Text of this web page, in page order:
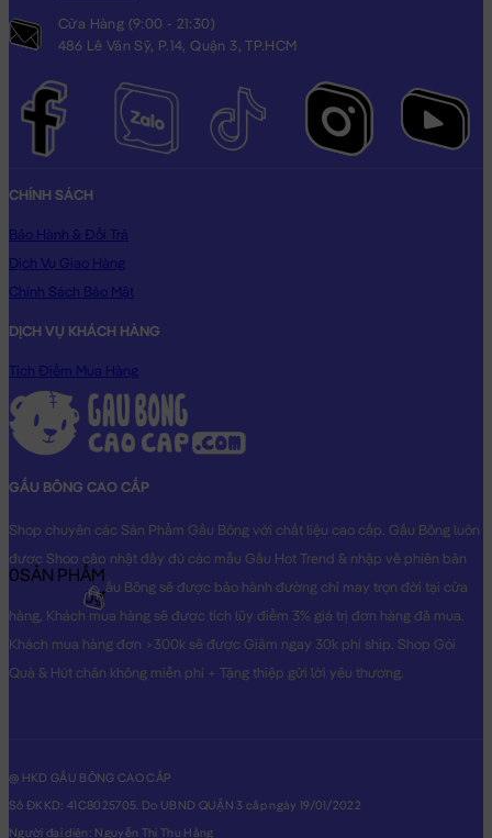
Cửa Hàng (9:00 - 21:30)
486 Lê Văn Sỹ, P.14, Quận 3, TP.HCM
CHÍNH SÁCH
Bảo Hành & Đổi Trả
Dịch Vụ Giao Hàng
Chính Sách Bảo Mật
DỊCH VỤ KHÁCH HÀNG
Tích Điểm Mua Hàng
GẤU BÔNG CAO CẤP
Shop chuyên các Sản Phẩm Gấu Bông với chất liệu cao cấp. Gấu Bông luôn
được Shop cập nhật đầy đủ các mẫu Gấu Hot Trend & nhập về phiên bản
Original nhất. Gấu Bông sẽ được bảo hành đường chỉ may trọn đời tại cửa
hàng, Khách mua hàng sẽ được tích lũy điểm 3% giá trị đơn hàng đã mua.
Khách mua hàng đơn >300k sẽ được Giảm ngay 30k phí ship. Shop Gói
Quà & Hút chân không miễn phí + Tặng thiệp gửi lời yêu thương.
@ HKD GẤU BÔNG CAO CẤP
Số ĐKKD: 41C8025705. Do UBND QUẬN 3 cấp ngày 19/01/2022
Người đại diện: Nguyễn Thị Thu Hằng
0SẢN PHẨM
0₫